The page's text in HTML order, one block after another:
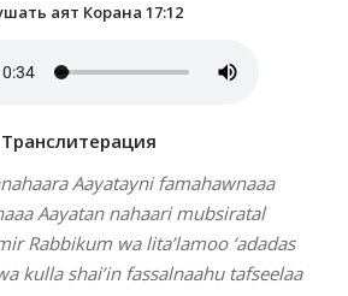
аят Корана 17:12
Транслитерация
Aayatayni famahawnaaa
Aayatan nahaari mubsiratal
Rabbikum wa lita’lamoo ‘adadas
kulla shai’in fassalnaahu tafseelaa